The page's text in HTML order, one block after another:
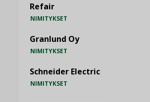
Refair
NIMITYKSET
Granlund Oy
NIMITYKSET
Schneider Electric
NIMITYKSET